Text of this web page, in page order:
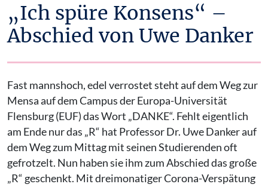
„Ich spüre Konsens“ –
Abschied von Uwe Danker
Fast mannshoch, edel verrostet steht auf dem Weg zur
Mensa auf dem Campus der Europa-Universität
Flensburg (EUF) das Wort „DANKE“. Fehlt eigentlich
am Ende nur das „R“ hat Professor Dr. Uwe Danker auf
dem Weg zum Mittag mit seinen Studierenden oft
gefrotzelt. Nun haben sie ihm zum Abschied das große
„R“ geschenkt. Mit dreimonatiger Corona-Verspätung